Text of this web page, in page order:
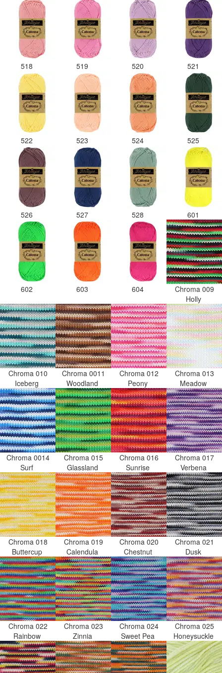
518 519 520 521
522 523 524 525
526 527 528 601
602 603 604
Chroma 009
Holly
Chroma 010
Iceberg
Chroma 0011
Woodland
Chroma 012
Peony
Chroma 013
Meadow
Chroma 0014
Surf
Chroma 015
Glassland
Chroma 016
Sunrise
Chroma 017
Verbena
Chroma 018
Buttercup
Chroma 019
Calendula
Chroma 020
Chestnut
Chroma 021
Dusk
Chroma 022
Rainbow
Chroma 023
Zinnia
Chroma 024
Sweet Pea
Chroma 025
Honeysuckle